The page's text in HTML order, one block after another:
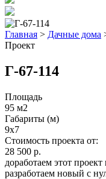
Главная > Дачные дома
Проект
Г-67-114
Площадь
95 м2
Габариты (м)
9x7
Стоимость проекта от:
28 500 р.
доработаем этот
разработаем новый с